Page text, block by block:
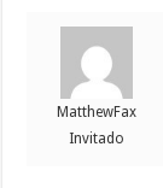
MatthewFax
Invitado